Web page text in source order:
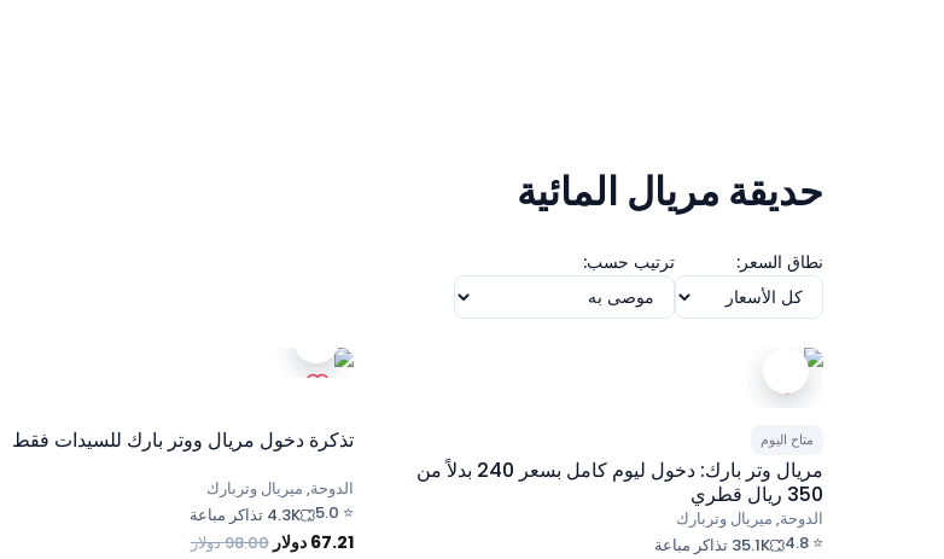
حديقة مريال المائية
نطاق السعر: ترتيب حسب:
متاح اليوم
مريال وتر بارك: دخول ليوم كامل بسعر 240 بدلاً من
350 ريال قطري
الدوحة, ميريال وتربارك
⭐
4.8 35.1K تذاكر مباعة
تذكرة دخول مريال ووتر بارك للسيدات فقط
الدوحة, ميريال وتربارك
⭐
5.0 4.3K تذاكر مباعة
67.21 دولار98.00دولار